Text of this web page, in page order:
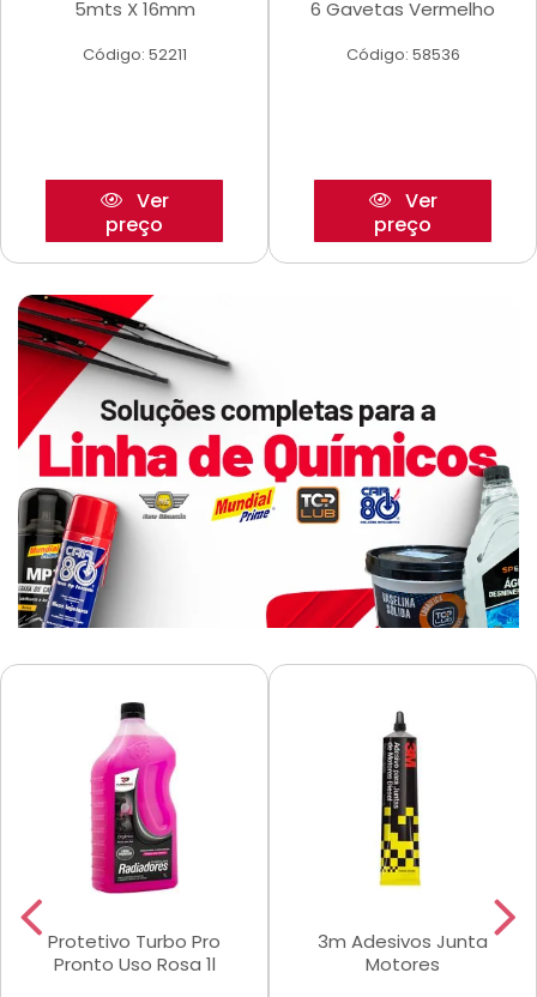
5mts X 16mm
Código: 52211
Ver
preço
6 Gavetas Vermelho
Código: 58536
Ver
preço
Protetivo Turbo Pro
Pronto Uso Rosa 1l
3m Adesivos Junta
Motores